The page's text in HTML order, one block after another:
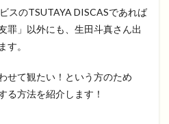
スのTSUTAYA DISCASであれば
罪」以外にも、生田斗真さん出
す。
せて観たい！という方のため
る方法を紹介します！